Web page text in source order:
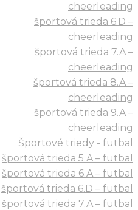
cheerleading
športová trieda 6.D –
cheerleading
športová trieda 7.A –
cheerleading
športová trieda 8.A –
cheerleading
športová trieda 9.A –
cheerleading
Športové triedy - futbal
športová trieda 5.A – futbal
športová trieda 6.A – futbal
športová trieda 6.D – futbal
športová trieda 7.A – futbal